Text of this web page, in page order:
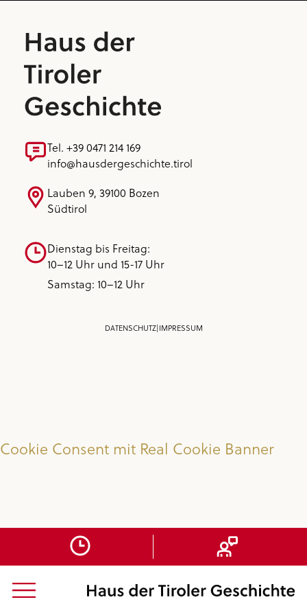
Tel. +39 0471 214 169
info@hausdergeschichte.tirol
Lauben 9, 39100 Bozen
Südtirol
Dienstag bis Freitag:
10–12 Uhr und 15-17 Uhr
Samstag: 10–12 Uhr
DATENSCHUTZ|IMPRESSUM
Cookie Consent mit Real Cookie Banner